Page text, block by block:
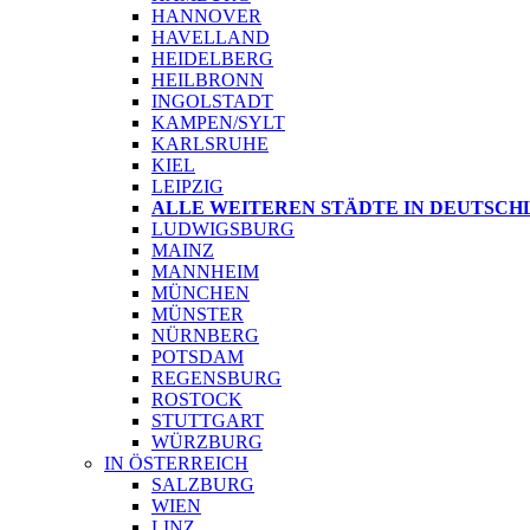
HANNOVER
HAVELLAND
HEIDELBERG
HEILBRONN
INGOLSTADT
KAMPEN/SYLT
KARLSRUHE
KIEL
LEIPZIG
ALLE WEITEREN STÄDTE IN
LUDWIGSBURG
MAINZ
MANNHEIM
MÜNCHEN
MÜNSTER
NÜRNBERG
POTSDAM
REGENSBURG
ROSTOCK
STUTTGART
WÜRZBURG
IN ÖSTERREICH
SALZBURG
WIEN